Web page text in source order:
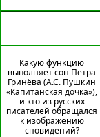
Какую функцию
выполняет сон Петра
Гринёва (А.С. Пушкин
«Капитанская дочка»),
и кто из русских
писателей обращался
к изображению
сновидений?